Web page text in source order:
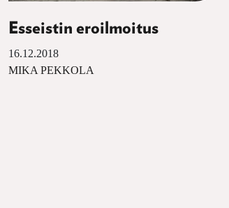
Esseistin eroilmoitus
16.12.2018
MIKA PEKKOLA